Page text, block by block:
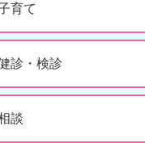
育て
診・検診
談